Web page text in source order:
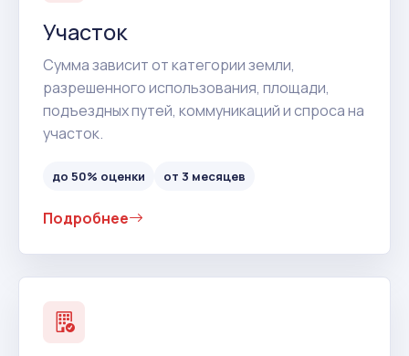
Участок
Сумма зависит от категории земли,
разрешенного использования, площади,
подъездных путей, коммуникаций и спроса на
участок.
до 50% оценки от 3 месяцев
Подробнее